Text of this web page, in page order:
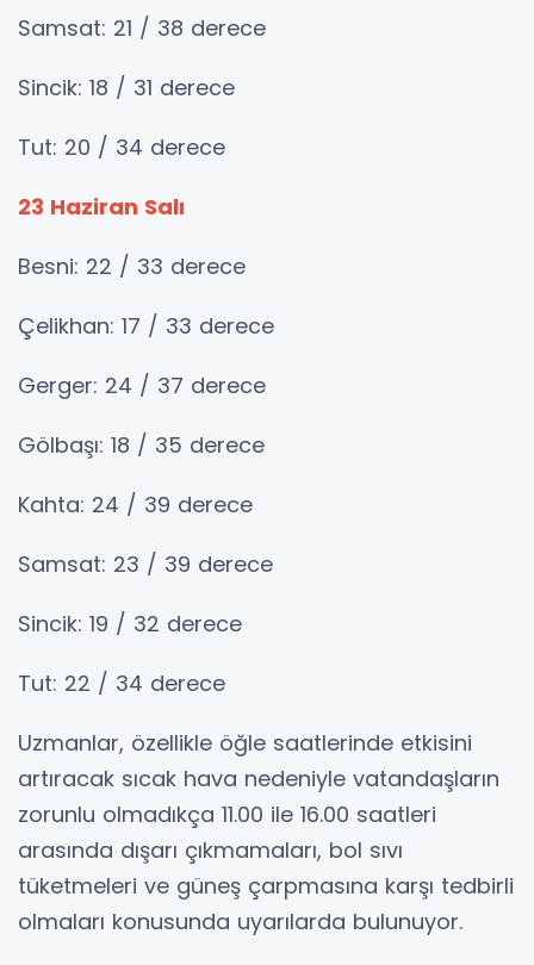
Samsat: 21 / 38 derece
Sincik: 18 / 31 derece
Tut: 20 / 34 derece
23 Haziran Salı
Besni: 22 / 33 derece
Çelikhan: 17 / 33 derece
Gerger: 24 / 37 derece
Gölbaşı: 18 / 35 derece
Kahta: 24 / 39 derece
Samsat: 23 / 39 derece
Sincik: 19 / 32 derece
Tut: 22 / 34 derece
Uzmanlar, özellikle öğle saatlerinde etkisini
artıracak sıcak hava nedeniyle vatandaşların
zorunlu olmadıkça 11.00 ile 16.00 saatleri
arasında dışarı çıkmamaları, bol sıvı
tüketmeleri ve güneş çarpmasına karşı tedbirli
olmaları konusunda uyarılarda bulunuyor.